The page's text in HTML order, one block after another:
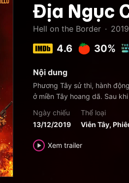
Địa Ngục
Hell on the Border · 2019
4.6 30%
Nội dung
Phương Tây sử thi, hành
ở miền Tây hoang dã. Sau
Ngày chiếu
13/12/2019
Thể loại
Viễn Tây,
Xem trailer